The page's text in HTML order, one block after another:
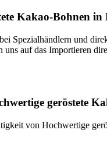
Kakao-Bohnen in
Spezialhändlern und
auf das Importieren
geröstete
von Hochwertige